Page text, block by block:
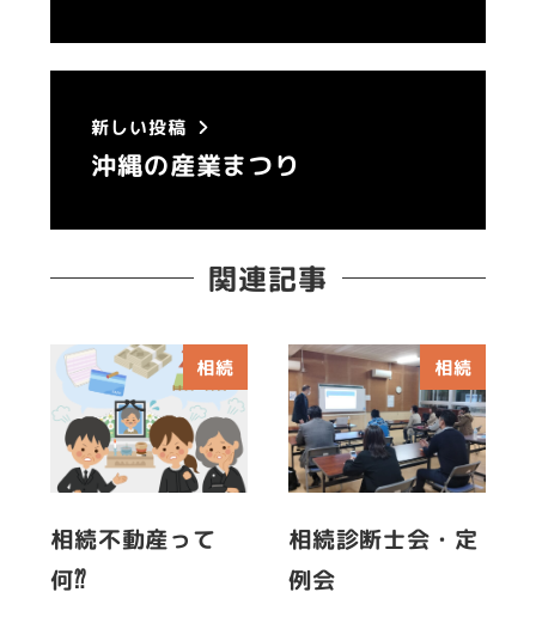
新しい投稿
沖縄の産業まつり
関連記事
相続
相続不動産って
何⁇
相続
相続診断士会・定
例会